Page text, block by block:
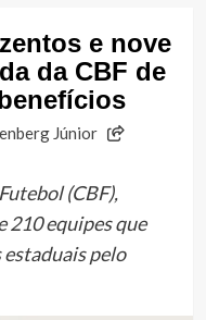
e nove
da CBF de
Júnior
(CBF),
210 equipes que
estaduais pelo